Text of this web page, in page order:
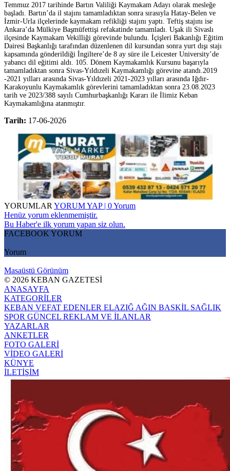
Temmuz 2017 tarihinde Bartın Valiliği Kaymakam Adayı olarak mesleğe
başladı. Bartın’da il stajını tamamladıktan sonra sırasıyla Hatay-Belen ve
İzmir-Urla ilçelerinde kaymakam refikliği stajını yaptı. Teftiş stajını ise
Ankara’da Mülkiye Başmüfettişi refakatinde tamamladı. Uşak ili Sivaslı
ilçesinde Kaymakam Vekilliği görevinde bulundu. İçişleri Bakanlığı Eğitim
Dairesi Başkanlığı tarafından düzenlenen dil kursundan sonra yurt dışı stajı
kapsamında gönderildiği İngiltere’de 8 ay süre ile Leicester University’de
yabancı dil eğitimi aldı. 105. Dönem Kaymakamlık Kursunu başarıyla
tamamladıktan sonra Sivas-Yıldızeli Kaymakamlığı görevine atandı.2019
-2021 yılları arasında Sivas-Yıldızeli 2021-2023 yılları arasında Iğdır-
Karakoyunlu Kaymakamlık görevlerini tamamladıktan sonra 23.08.2023
tarih ve 2023/388 sayılı Cumhurbaşkanlığı Kararı ile İlimiz Keban
Kaymakamlığına atanmıştır.
Tarih: 17-06-2026
YORUMLAR YORUM YAP | 0 Yorum
Henüz yorum eklenmemiştir.
Bu Haber'e ilk yorum yapan siz olun.
FACEBOOK YORUM
Yorum
Masaüstü Görünüm
© 2026 KEBAN GAZETESİ
ANASAYFA
KATEGORİLER
KEBAN VEFAT EDENLER ELAZIĞ AĞIN BASKİL SAĞLIK
SPOR GÜNCEL REKLAM VE İLANLAR
YAZARLAR
ANKETLER
FOTO GALERİ
VİDEO GALERİ
KÜNYE
İLETİŞİM